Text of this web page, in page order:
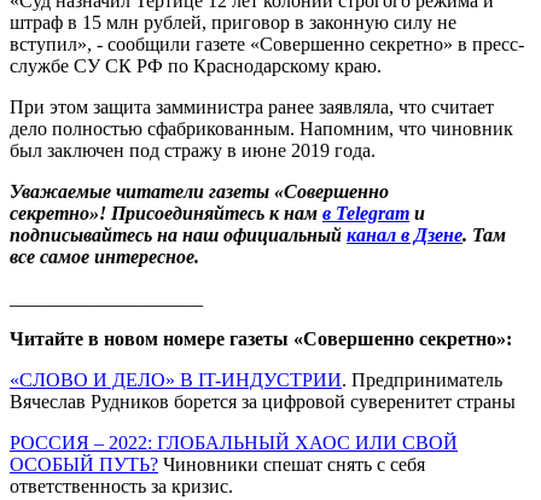
штраф в 15 млн рублей, приговор в законную силу не
вступил», - сообщили газете «Совершенно секретно» в пресс-
службе СУ СК РФ по Краснодарскому краю.
При этом защита замминистра ранее заявляла, что считает
дело полностью сфабрикованным. Напомним, что чиновник
был заключен под стражу в июне 2019 года.
Уважаемые читатели газеты «Совершенно
секретно»! Присоединяйтесь к нам в Telegram и
подписывайтесь на наш официальный канал в Дзене. Там
все самое интересное.
Читайте в новом номере газеты «Совершенно секретно»:
«СЛОВО И ДЕЛО» В IT-ИНДУСТРИИ. Предприниматель
Вячеслав Рудников борется за цифровой суверенитет страны
РОССИЯ – 2022: ГЛОБАЛЬНЫЙ ХАОС ИЛИ СВОЙ
ОСОБЫЙ ПУТЬ? Чиновники спешат снять с себя
ответственность за кризис.